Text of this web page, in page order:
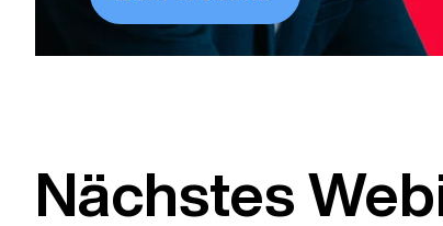
Nächstes